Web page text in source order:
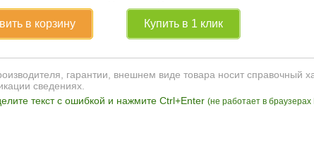
в корзину Купить в 1 клик
гарантии, внешнем виде товара носит справочный
сведениях.
текст с ошибкой и нажмите Ctrl+Enter (не работает в